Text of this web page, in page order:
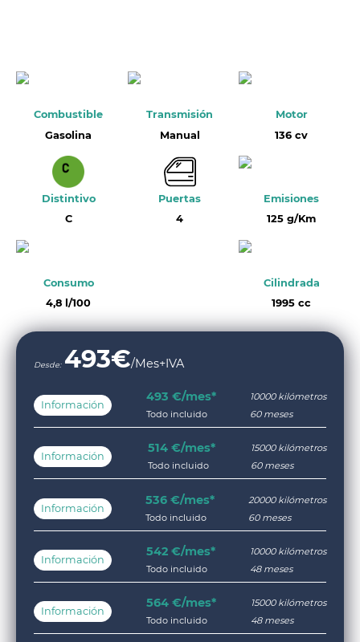
Combustible
Gasolina
Transmisión
Manual
Motor
136 cv
Distintivo
C
Puertas
4
Emisiones
125 g/Km
Consumo
4,8 l/100
Cilindrada
1995 cc
Desde: 493€/Mes+IVA
Información
493 €/mes*
Todo incluido
10000 kilómetros
60 meses
Información
514 €/mes*
Todo incluido
15000 kilómetros
60 meses
Información
536 €/mes*
Todo incluido
20000 kilómetros
60 meses
Información
542 €/mes*
Todo incluido
10000 kilómetros
48 meses
Información
564 €/mes*
Todo incluido
15000 kilómetros
48 meses